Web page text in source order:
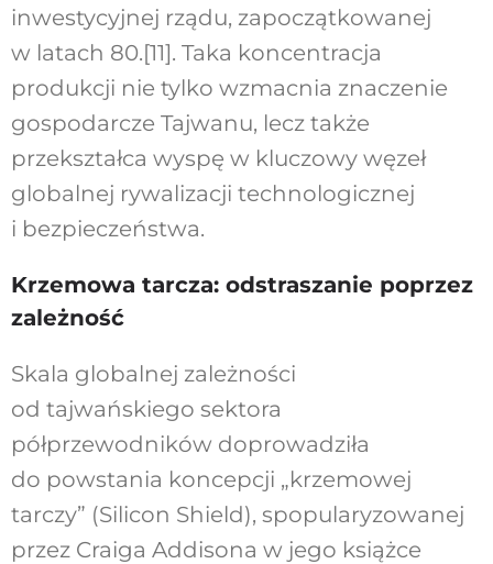
inwestycyjnej rządu, zapoczątkowanej
w latach 80.[11]. Taka koncentracja
produkcji nie tylko wzmacnia znaczenie
gospodarcze Tajwanu, lecz także
przekształca wyspę w kluczowy węzeł
globalnej rywalizacji technologicznej
i bezpieczeństwa.
Krzemowa tarcza: odstraszanie poprzez
zależność
Skala globalnej zależności
od tajwańskiego sektora
półprzewodników doprowadziła
do powstania koncepcji „krzemowej
tarczy” (Silicon Shield), spopularyzowanej
przez Craiga Addisona w jego książce